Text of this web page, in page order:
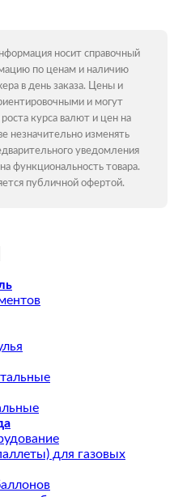
носит справочный
по ценам и наличию
в день заказа. Цены и
и могут
курса валют и цен на
незначительно изменять
уведомления
функциональность товара.
публичной офертой.
для газовых